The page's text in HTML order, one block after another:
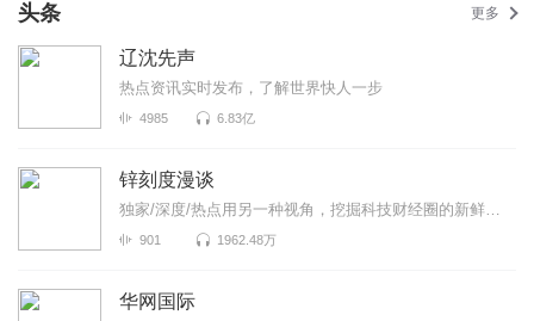
头条 更多
辽沈先声
热点资讯实时发布，了解世界快人一步
4985 6.83亿
锌刻度漫谈
独家/深度/热点用另一种视角，挖掘科技财经圈的新鲜事！《锌刻度漫谈》是锌刻度与喜马拉雅联合出品...
901 1962.48万
华网国际